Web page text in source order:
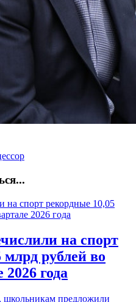
на спорт
рублей во
2026 года